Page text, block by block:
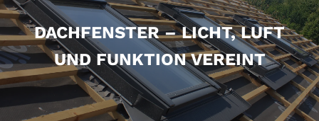
DACHFENSTER – LICHT, LUFT
UND FUNKTION VEREINT